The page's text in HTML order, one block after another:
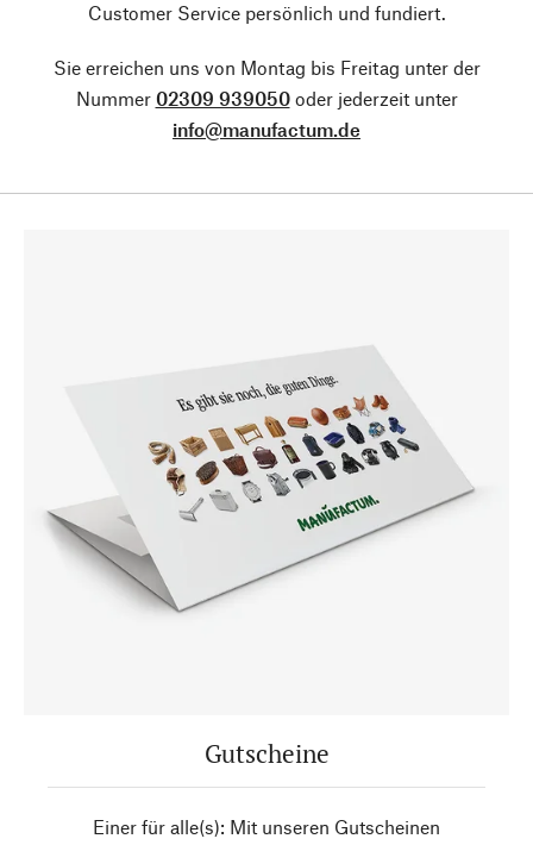
Customer Service persönlich und fundiert.
Sie erreichen uns von Montag bis Freitag unter der
Nummer 02309 939050oder jederzeit unter
info@manufactum.de
Gutscheine
Einer für alle(s): Mit unseren Gutscheinen